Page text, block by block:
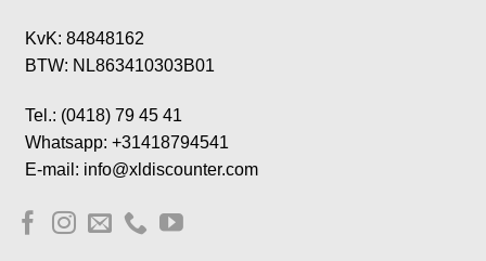
KvK: 84848162
BTW: NL863410303B01
Tel.: (0418) 79 45 41
Whatsapp: +31418794541
E-mail: info@xldiscounter.com